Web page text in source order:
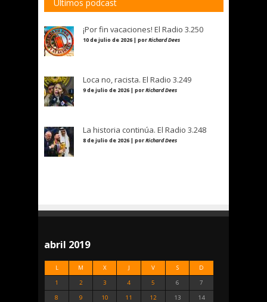
Últimos podcast
¡Por fin vacaciones! El Radio 3.250
10 de julio de 2026 | porRichard Dees
Loca no, racista. El Radio 3.249
9 de julio de 2026 | porRichard Dees
La historia continúa. El Radio 3.248
8 de julio de 2026 | porRichard Dees
abril 2019
L M X J V S D
1 2 3 4 5 6
7
8
9 10 11 12 13
14